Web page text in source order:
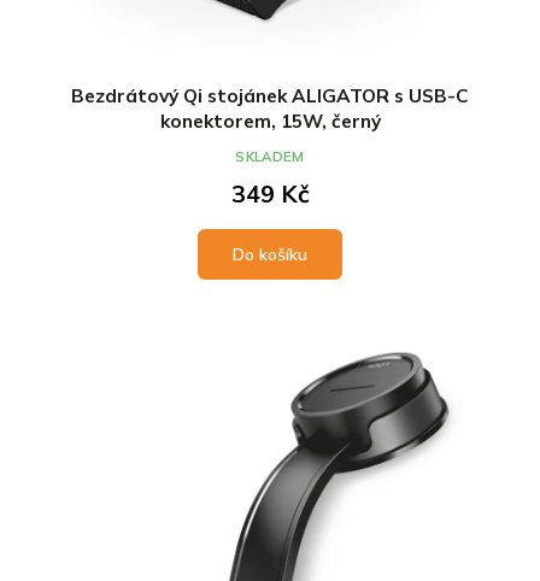
Bezdrátový Qi stojánek ALIGATOR s USB-C
konektorem, 15W, černý
349 Kč
Do košíku
SKLADEM